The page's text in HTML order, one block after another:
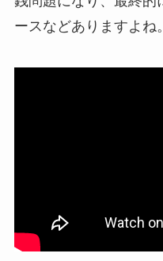
ースなどありますよね。